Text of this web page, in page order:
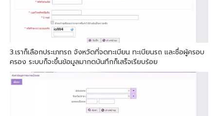
3.เราก็เลือกประเภทรถ จังหวัดที่จดทะเบียน ทะเบียนรถ และชื่อผู้ครอบ
ครอง ระบบก็จะขึ้นข้อมูลมากดบันทึกก็เสร็จเรียบร้อย